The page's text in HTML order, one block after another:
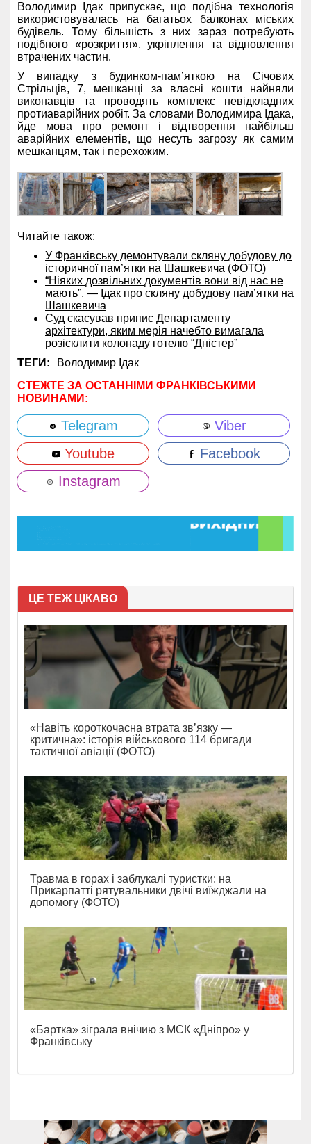
Володимир Ідак припускає, що подібна технологія
використовувалась на багатьох балконах міських
будівель. Тому більшість з них зараз потребують
подібного «розкриття», укріплення та відновлення
втрачених частин.
У випадку з будинком-пам’яткою на Січових
Стрільців, 7, мешканці за власні кошти найняли
виконавців та проводять комплекс невідкладних
протиаварійних робіт. За словами Володимира Ідака,
йде мова про ремонт і відтворення найбільш
аварійних елементів, що несуть загрозу як самим
мешканцям, так і перехожим.
Читайте також:
У Франківську демонтували скляну добудову до
історичної пам’ятки на Шашкевича (ФОТО)
“Ніяких дозвільних документів вони від нас не
мають”, — Ідак про скляну добудову памʼятки на
Шашкевича
Суд скасував припис Департаменту
архітектури, яким мерія начебто вимагала
розісклити колонаду готелю “Дністер”
ТЕГИ:
Володимир Ідак
СТЕЖТЕ ЗА ОСТАННІМИ ФРАНКІВСЬКИМИ
НОВИНАМИ:
Telegram
Viber
Youtube
Facebook
Instagram
ЦЕ ТЕЖ ЦІКАВО
«Навіть короткочасна втрата зв’язку —
критична»: історія військового 114 бригади
тактичної авіації (ФОТО)
Травма в горах і заблукалі туристки: на
Прикарпатті рятувальники двічі виїжджали на
допомогу (ФОТО)
«Бартка» зіграла внічию з МСК «Дніпро» у
Франківську